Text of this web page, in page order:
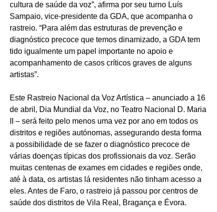
cultura de saúde da voz”, afirma por seu turno Luís
Sampaio, vice-presidente da GDA, que acompanha o
rastreio. “Para além das estruturas de prevenção e
diagnóstico precoce que temos dinamizado, a GDA tem
tido igualmente um papel importante no apoio e
acompanhamento de casos críticos graves de alguns
artistas”.
Este Rastreio Nacional da Voz Artística – anunciado a 16
de abril, Dia Mundial da Voz, no Teatro Nacional D. Maria
II – será feito pelo menos uma vez por ano em todos os
distritos e regiões autónomas, assegurando desta forma
a possibilidade de se fazer o diagnóstico precoce de
várias doenças típicas dos profissionais da voz. Serão
muitas centenas de exames em cidades e regiões onde,
até à data, os artistas lá residentes não tinham acesso a
eles. Antes de Faro, o rastreio já passou por centros de
saúde dos distritos de Vila Real, Bragança e Évora.